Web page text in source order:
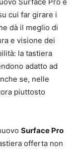
cui far girare i
dà il meglio di
e visione dei
la tastiera
adatto ad
se, nelle
piuttosto
Surface Pro
offerta non